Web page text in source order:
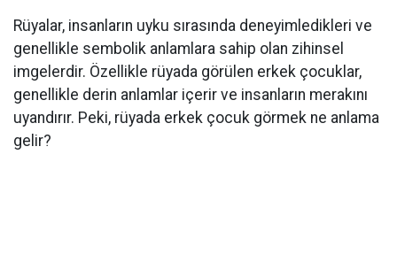
Rüyalar, insanların uyku sırasında deneyimledikleri ve
genellikle sembolik anlamlara sahip olan zihinsel
imgelerdir. Özellikle rüyada görülen erkek çocuklar,
genellikle derin anlamlar içerir ve insanların merakını
uyandırır. Peki, rüyada erkek çocuk görmek ne anlama
gelir?